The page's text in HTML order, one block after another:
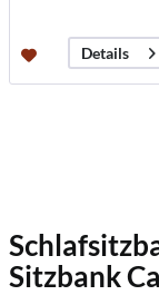
Details
Sitzbank